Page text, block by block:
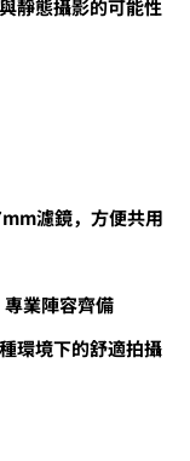
靜態攝影的可能性
濾鏡，方便共用
業陣容齊備
環境下的舒適拍攝